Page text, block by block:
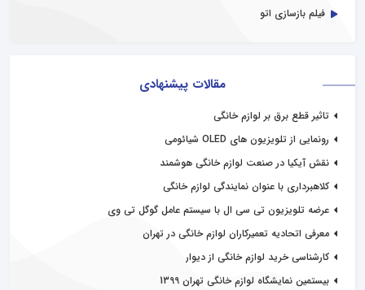
فیلم بازسازی اتو
مقالات پیشنهادی
تاثیر قطع برق بر لوازم خانگی
رونمایی از تلویزیون های OLED شیائومی
نقش آیکیا در صنعت لوازم خانگی هوشمند
کلاهبرداری با عنوان نمایندگی لوازم خانگی
عرضه تلویزیون‌ تی سی ال با سیستم عامل گوگل تی وی
معرفی اتحادیه تعمیرکاران لوازم خانگی در تهران
کارشناسی خرید لوازم خانگی از دیوار
بیستمین نمایشگاه لوازم خانگی تهران 1399